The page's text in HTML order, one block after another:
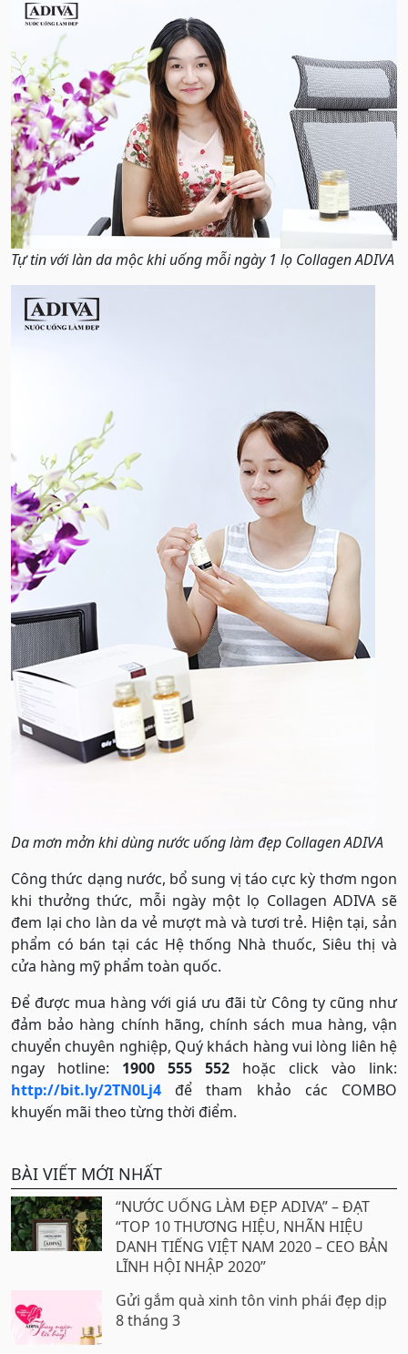
Tự tin với làn da mộc khi uống mỗi ngày 1 lọ Collagen ADIVA
Da mơn mởn khi dùng nước uống làm đẹp Collagen ADIVA
Công thức dạng nước, bổ sung vị táo cực kỳ thơm ngon
khi thưởng thức, mỗi ngày một lọ Collagen ADIVA sẽ
đem lại cho làn da vẻ mượt mà và tươi trẻ. Hiện tại, sản
phẩm có bán tại các Hệ thống Nhà thuốc, Siêu thị và
cửa hàng mỹ phẩm toàn quốc.
Để được mua hàng với giá ưu đãi từ Công ty cũng như
đảm bảo hàng chính hãng, chính sách mua hàng, vận
chuyển chuyên nghiệp, Quý khách hàng vui lòng liên hệ
ngay hotline: 1900 555 552 hoặc click vào link:
http://bit.ly/2TN0Lj4 để tham khảo các COMBO
khuyến mãi theo từng thời điểm.
BÀI VIẾT MỚI NHẤT
“NƯỚC UỐNG LÀM ĐẸP ADIVA” – ĐẠT
“TOP 10 THƯƠNG HIỆU, NHÃN HIỆU
DANH TIẾNG VIỆT NAM 2020 – CEO BẢN
LĨNH HỘI NHẬP 2020”
Gửi gắm quà xinh tôn vinh phái đẹp dịp
8 tháng 3